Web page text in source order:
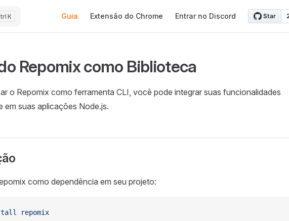
K Guia Extensão do Chrome Entrar no Discord
Repomix como Biblioteca
o Repomix como ferramenta CLI, você pode integrar suas funcionalidades
em suas aplicações Node.js.
como dependência em seu projeto:
repomix